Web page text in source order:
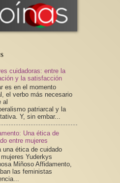
cuidadoras: entre la
y la satisfacción
es en el momento
el verbo más necesario
al
patriarcal y la
Y, sin embar...
Una ética de
entre mujeres
una ética de cuidado
Yuderkys
Miñoso Affidamento,
las feministas